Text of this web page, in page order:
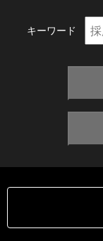
キーワード